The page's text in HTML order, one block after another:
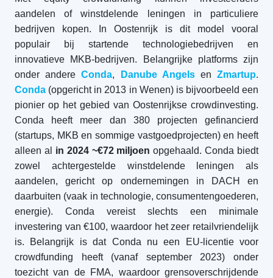
aandelen of winstdelende leningen in particuliere
bedrijven kopen. In Oostenrijk is dit model vooral
populair bij startende technologiebedrijven en
innovatieve MKB-bedrijven. Belangrijke platforms zijn
onder andereConda, Danube AngelsenZmartup.
Conda (opgericht in 2013 in Wenen) is bijvoorbeeld een
pionier op het gebied van Oostenrijkse crowdinvesting.
Conda heeft meer dan 380 projecten gefinancierd
(startups, MKB en sommige vastgoedprojecten) en heeft
alleen al in 2024 ~€72 miljoen opgehaald. Conda biedt
zowel achtergestelde winstdelende leningen als
aandelen, gericht op ondernemingen in DACH en
daarbuiten (vaak in technologie, consumentengoederen,
energie). Conda vereist slechts een minimale
investering van €100, waardoor het zeer retailvriendelijk
is. Belangrijk is dat Conda nu een EU-licentie voor
crowdfunding heeft (vanaf september 2023) onder
toezicht van de FMA, waardoor grensoverschrijdende